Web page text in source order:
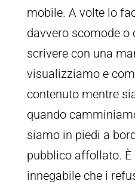
mobile. A volte lo
davvero scomode o
scrivere con una
visualizziamo e
contenuto mentre
quando
siamo in piedi a
pubblico affollato. È
innegabile che i